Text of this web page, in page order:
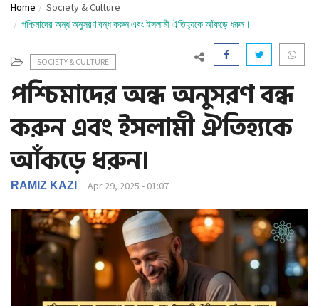
g
l
N
a
v
i
g
a
t
i
n
Home
Society & Culture
পশ্চিমাদের অন্ধ অনুসরণ বন্ধ করুন এবং ইসলামী ঐতিহ্যকে আঁকড়ে ধরুন।
SOCIETY & CULTURE
পশ্চিমাদের অন্ধ অনুসরণ বন্ধ
করুন এবং ইসলামী ঐতিহ্যকে
আঁকড়ে ধরুন।
RAMIZ KAZI Apr 29, 2025 - 01:07